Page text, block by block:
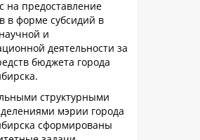
на предоставление
в форме субсидий в
и
деятельности за
бюджета города
структурными
мэрии города
сформированы